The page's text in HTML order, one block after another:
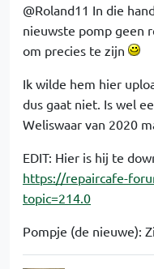
@Roland11 In die
nieuwste pomp geen
om precies te zijn
Ik wilde hem hier
dus gaat niet. Is wel
Weliswaar van 2020
EDIT: Hier is hij te
https://repaircafe-
topic=214.0
Pompje (de nieuwe):